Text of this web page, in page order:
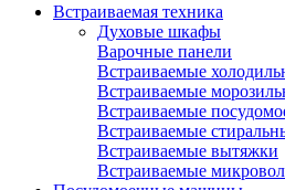
Встраиваемая техника
Духовые шкафы
Варочные панели
Встраиваемые
Встраиваемые
Встраиваемые
Встраиваемые
Встраиваемые вытяжки
Встраиваемые